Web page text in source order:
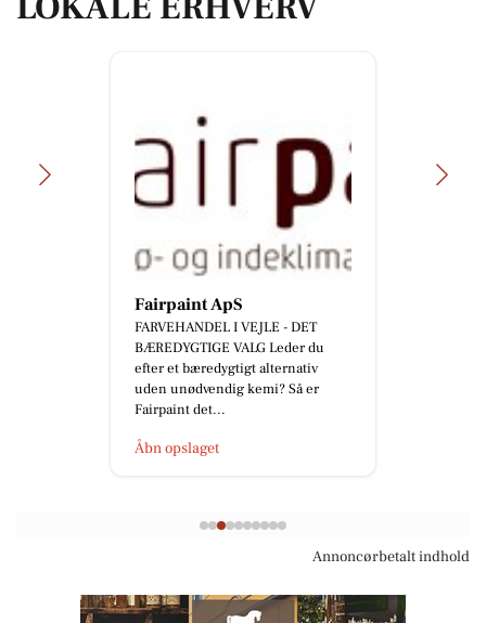
Fairpaint ApS
FARVEHANDEL I VEJLE - DET
BÆREDYGTIGE VALG Leder du
efter et bæredygtigt alternativ
uden unødvendig kemi? Så er
Fairpaint det...
Åbn opslaget
Annoncørbetalt indhold